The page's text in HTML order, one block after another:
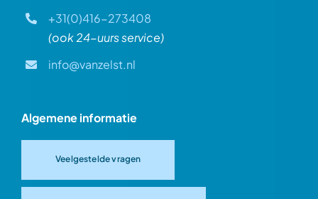
+31(0)416-273408
(ook 24-uurs service)
info@vanzelst.nl
Algemene informatie
Veelgestelde vragen